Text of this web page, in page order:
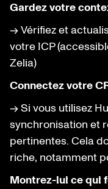
Gardez votre
→ Vérifiez et
votre ICP
Zelia)
Connectez votre
→ Si vous utilisez
synchronisation et
pertinentes. Cela
riche, notamment
Montrez-lui ce qui